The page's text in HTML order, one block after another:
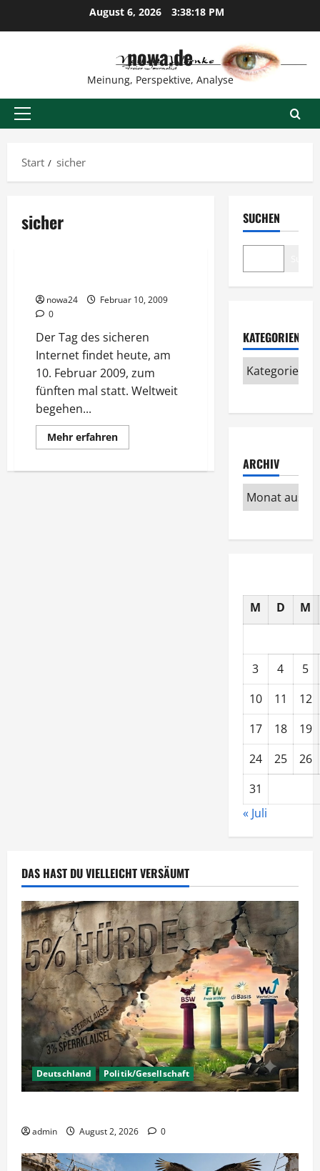
August 6, 2026 3:38:19 PM
nowa.de
Meinung, Perspektive, Analyse
Primäres
Start
sicher
sicher
nowa24
Februar 10, 2009
0
Der Tag des sicheren
Internet findet heute, am
10. Februar 2009, zum
fünften mal statt. Weltweit
begehen...
Mehr erfahrenMehr
Informationen
Tag
SUCHEN
KATEGORIEN
ARCHIV
M D M
3 4
5
10
11
12
17
18
19
24
25
26
31
« Juli
DAS HAST DU VIELLEICHT VERSÄUMT
Deutschland Politik/Gesellschaft
admin August 2, 2026 0